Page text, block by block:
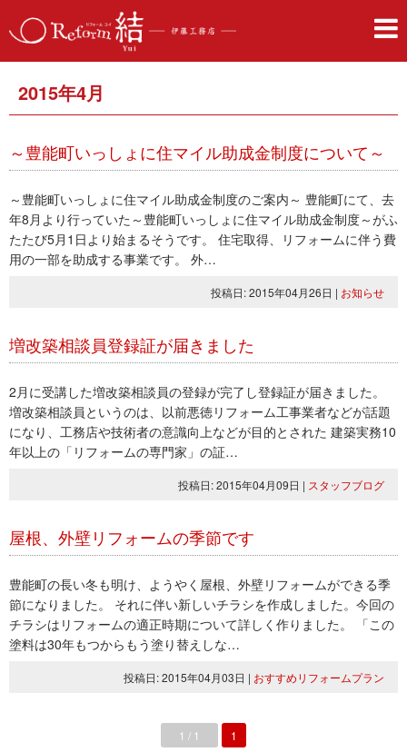
2015年4月
～豊能町いっしょに住マイル助成金制度について～
～豊能町いっしょに住マイル助成金制度のご案内～ 豊能町にて、去
年8月より行っていた～豊能町いっしょに住マイル助成金制度～がふ
たたび5月1日より始まるそうです。 住宅取得、リフォームに伴う費
用の一部を助成する事業です。 外…
投稿日: 2015年04月26日 | お知らせ
増改築相談員登録証が届きました
2月に受講した増改築相談員の登録が完了し登録証が届きました。
増改築相談員というのは、以前悪徳リフォーム工事業者などが話題
になり、工務店や技術者の意識向上などが目的とされた 建築実務10
年以上の「リフォームの専門家」の証…
投稿日: 2015年04月09日 | スタッフブログ
屋根、外壁リフォームの季節です
豊能町の長い冬も明け、ようやく屋根、外壁リフォームができる季
節になりました。 それに伴い新しいチラシを作成しました。今回の
チラシはリフォームの適正時期について詳しく作りました。 「この
塗料は30年もつからもう塗り替えしな…
投稿日: 2015年04月03日 | おすすめリフォームプラン
1 / 1 1